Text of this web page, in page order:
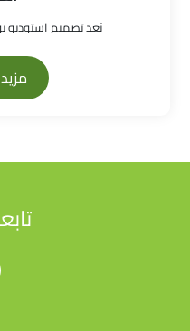
يُعد تصميم استوديو